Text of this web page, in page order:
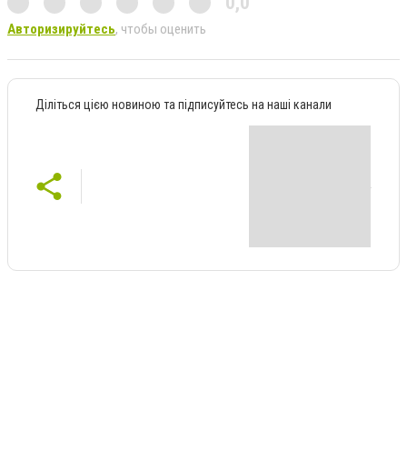
Авторизируйтесь, чтобы оценить
Діліться цією новиною та підписуйтесь на наші канали